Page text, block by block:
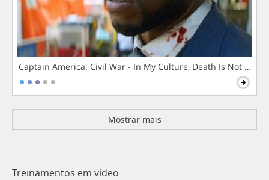
Captain America: Civil War - In My Culture, Death Is Not The
Mostrar mais
Treinamentos em vídeo